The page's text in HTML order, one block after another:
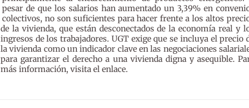
pesar de que los salarios han aumentado un 3,39% en
colectivos, no son suficientes para hacer frente a los altos
de la vivienda, que están desconectados de la economía real y
ingresos de los trabajadores. UGT exige que se incluya el precio
la vivienda como un indicador clave en las negociaciones
para garantizar el derecho a una vivienda digna y asequible.
más información, visita el enlace.